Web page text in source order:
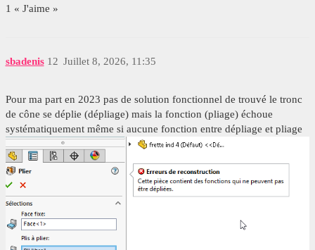
1 « J'aime »
sbadenis Juillet 8, 2026, 11:35
12
Pour ma part en 2023 pas de solution fonctionnel de trouvé le tronc
de cône se déplie (dépliage) mais la fonction (pliage) échoue
systématiquement même si aucune fonction entre dépliage et pliage